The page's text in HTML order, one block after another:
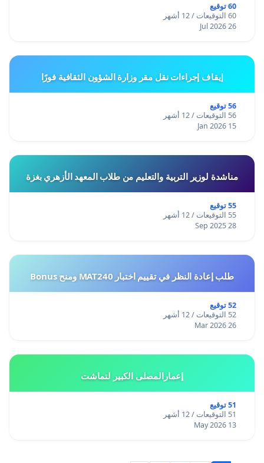
60 توقيع
60 التوقيعات / 12 أشهر
26 Jul 2026
إيقاف إجراءات نقل مقر وزارة الشؤون الثقافية فورًا
56 توقيع
56 التوقيعات / 12 أشهر
15 Jan 2026
مناشدة لوزير التربية والتعليم من طلاب المعهد الأزهري بغزة
55 توقيع
55 التوقيعات / 12 أشهر
28 Sep 2025
طلب إعادة النظر في تقييم اختبار MAT240 ومنح Bonus
52 توقيع
52 التوقيعات / 12 أشهر
26 Mar 2026
إعمارالمصلى الكبير لتماشت
51 توقيع
51 التوقيعات / 12 أشهر
13 May 2026